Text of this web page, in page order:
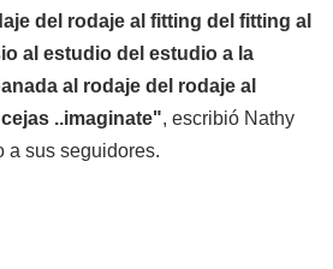
del rodaje al fitting del fitting al
al estudio del estudio a la
al rodaje del rodaje al
..imaginate", escribió Nathy
a sus seguidores.